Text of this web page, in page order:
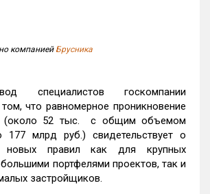
компанией Брусника
специалистов госкомпании
что равномерное проникновение
(около 52 тыс. с общим объемом
177 млрд руб.) свидетельствует о
новых правил как для крупных
портфелями проектов, так и
застройщиков.